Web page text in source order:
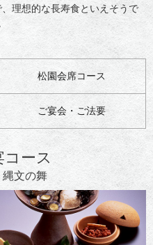
理想的な長寿食といえそうで
松園会席コース
ご宴会・ご法要
ース
縄文の舞